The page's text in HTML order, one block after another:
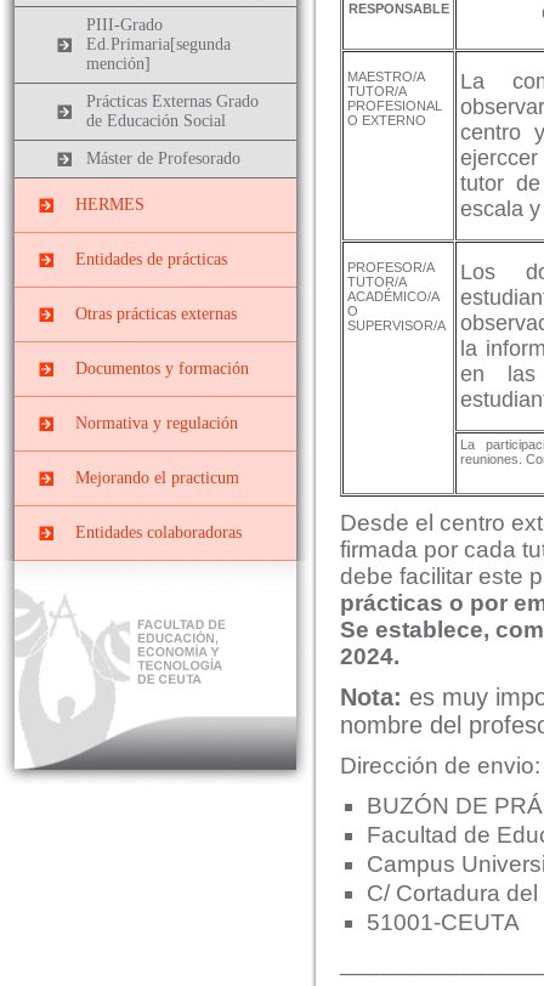
PIII-Grado
Ed.Primaria[segunda
mención]
Prácticas Externas Grado
de Educación Social
Máster de Profesorado
HERMES
Entidades de prácticas
Instituciones
socieducativas
Centros docentes
Otras prácticas externas
Prácticas
EXTRACURRICULARES
Prácticas ERASMUS
Documentos y formación
Cursos, congresos y
jornadas
Documentos y Tutoriales
Normativa y regulación
Convenios y Órdenes
Reguladoras
Comisiones
Interna
Planes de prácticas
Mejorando el practicum
Datos y cifras de cursos
anteriores
El Prácticum en los
estudios de grado
Educación Primaria
Educación Social
Entidades colaboradoras
RESPONSABLE
MAESTRO/A
TUTOR/A
PROFESIONAL
O EXTERNO
La
centro
tutor
escala
PROFESOR/A
TUTOR/A
ACADÉMICO/A
O
SUPERVISOR/A
Los
la
en las
La
reuniones.
Desde el centro
firmada por cada
debe facilitar este
prácticas o por
Se establece,
2024.
Nota: es muy
nombre del
Dirección de
BUZÓN DE
Facultad de
Campus
C/ Cortadura
51001-CEUTA